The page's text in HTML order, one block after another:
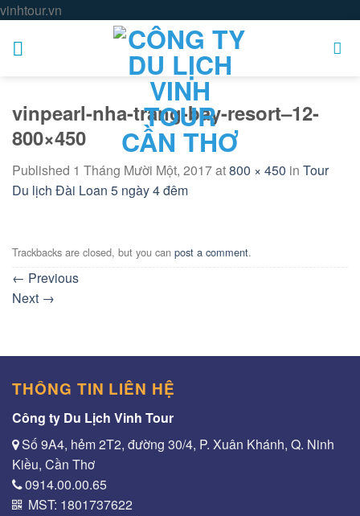
vinhtour.vn
vinpearl-nha-trang-bay-resort–12-
800×450
Published 1 Tháng Mười Một, 2017at800 × 450 in Tour
Du lịch Đài Loan 5 ngày 4 đêm
Trackbacks are closed, but you can post a comment.
← Previous
Next →
THÔNG TIN LIÊN HỆ
Công ty Du Lịch Vinh Tour
Số 9A4, hẻm 2T2, đường 30/4, P. Xuân Khánh, Q. Ninh
Kiều, Cần Thơ
0914.00.00.65
MST: 1801737622